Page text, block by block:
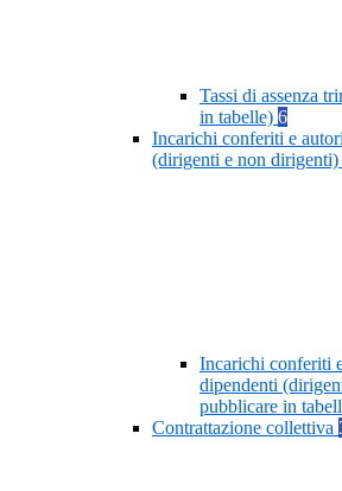
Tassi di assenza
in tabelle) 6
Incarichi conferiti e
(dirigenti e non dirigenti)
Incarichi conferiti
dipendenti
pubblicare in
Contrattazione collettiva